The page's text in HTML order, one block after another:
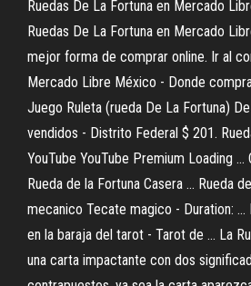
Ruedas De La Fortuna en Mercado
Ruedas De La Fortuna en Mercado
mejor forma de comprar online. Ir al
Mercado Libre México - Donde
Juego Ruleta (rueda De La Fortuna)
vendidos - Distrito Federal $ 201.
YouTube YouTube Premium Loading ...
Rueda de la Fortuna Casera ... Rueda
mecanico Tecate magico - Duration: ...
en la baraja del tarot - Tarot de ... La
una carta impactante con dos